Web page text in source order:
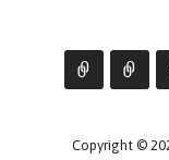
Copyright ©